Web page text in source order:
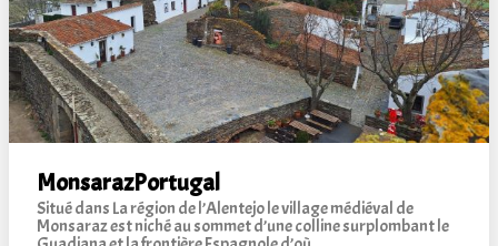
MonsarazPortugal
Situé dans La région de l’Alentejo le village médiéval de
Monsaraz est niché au sommet d’une colline surplombant le